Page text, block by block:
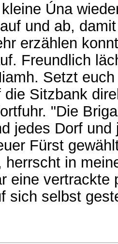
Úna
und ab,
erzählen
Freundlich
Setzt
die Sitzbank
"Die
jedes Dorf
Fürst
herrscht in
eine
sich selbst